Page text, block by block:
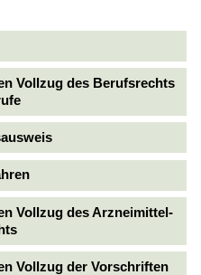
Vollzug des Berufsrechts
Vollzug des Arzneimittel-
Vollzug der Vorschriften